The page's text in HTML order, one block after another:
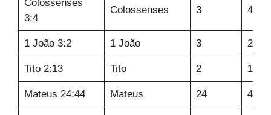
Colossenses
3:4
Colossenses 3 4
1 João 3:2 1 João 3 2
Tito 2:13 Tito 2 13
Mateus 24:44 Mateus 24 44